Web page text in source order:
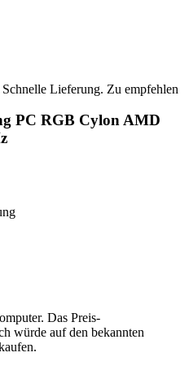
Lieferung. Zu empfehlen
PC RGB Cylon AMD
Das Preis-
würde auf den bekannten